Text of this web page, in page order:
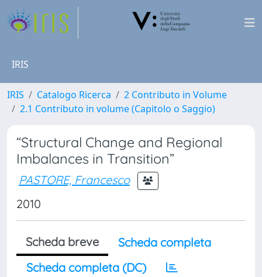
IRIS
IRIS Catalogo Ricerca
2 Contributo in Volume
2.1 Contributo in volume (Capitolo o Saggio)
“Structural Change and Regional
Imbalances in Transition”
PASTORE, Francesco
2010
Scheda breve
Scheda completa
Scheda completa (DC)